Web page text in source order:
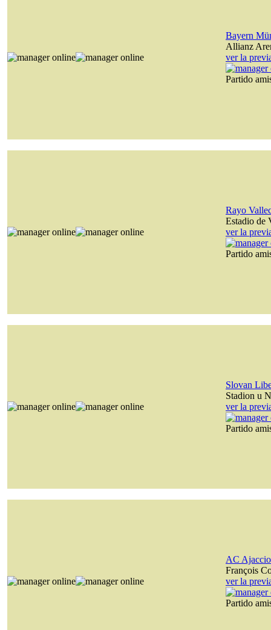
Bayern
Allianz
ver la
Partido
Rayo
Estadio de
ver la
Partido
Slovan
Stadion u
ver la
Partido
AC Ajaccio
François
ver la
Partido